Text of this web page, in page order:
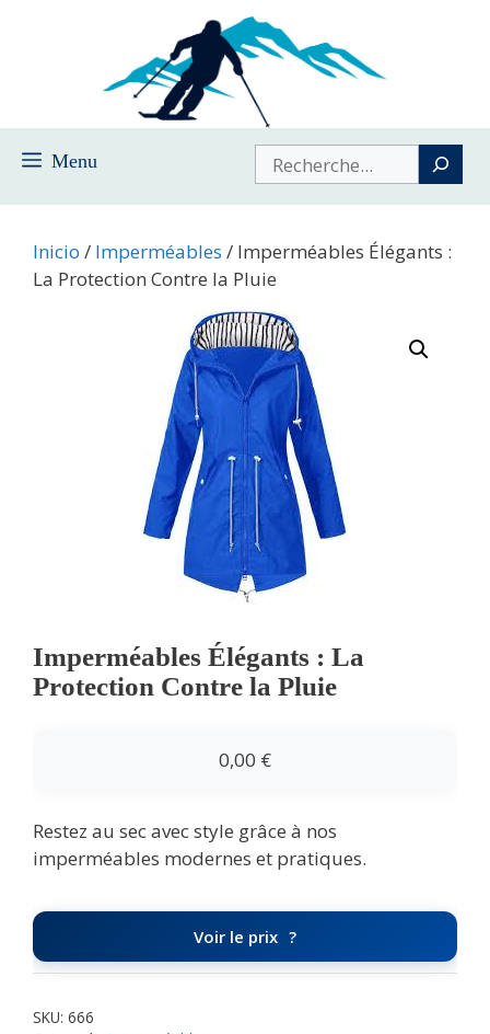
Menu Buscar
Inicio / Imperméables / Imperméables Élégants :
La Protection Contre la Pluie
Imperméables Élégants : La
Protection Contre la Pluie
0,00 €
Restez au sec avec style grâce à nos
imperméables modernes et pratiques.
Voir le prix
SKU: 666